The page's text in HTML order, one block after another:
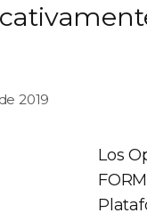
2019
Los